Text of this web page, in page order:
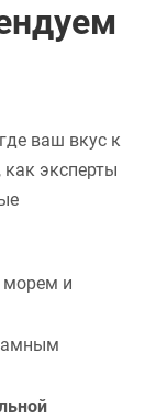
ваш вкус к
эксперты
и